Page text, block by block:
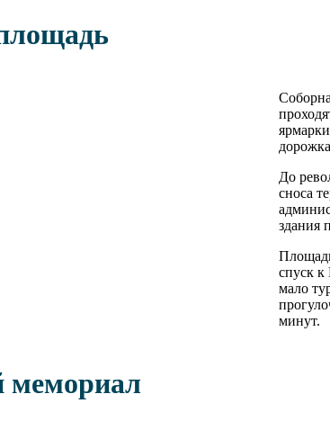
До
сноса
здания
спуск к
мало
минут.
мемориал